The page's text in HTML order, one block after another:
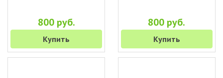
800 руб.
Купить
800 руб.
Купить